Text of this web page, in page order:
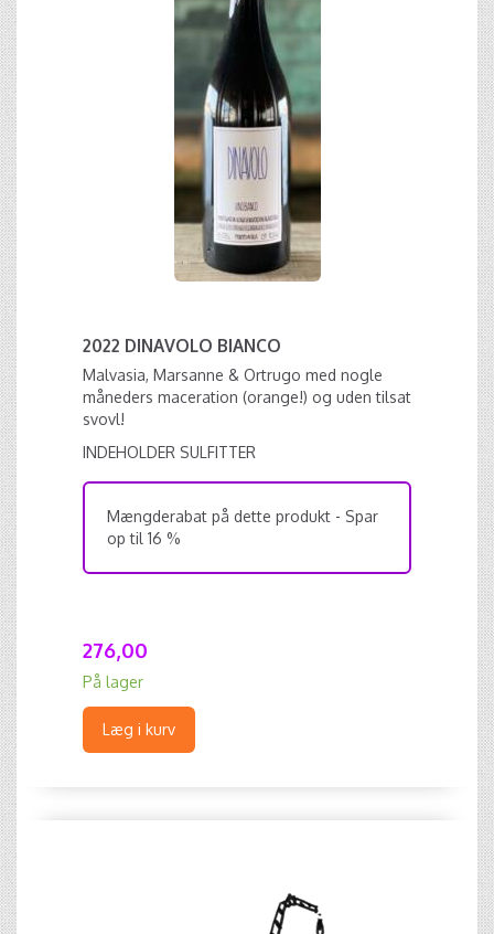
2022 DINAVOLO BIANCO
Malvasia, Marsanne & Ortrugo med nogle
måneders maceration (orange!) og uden tilsat
svovl!
INDEHOLDER SULFITTER
Mængderabat på dette produkt - Spar
op til 16 %
276,00
På lager
Læg i kurv